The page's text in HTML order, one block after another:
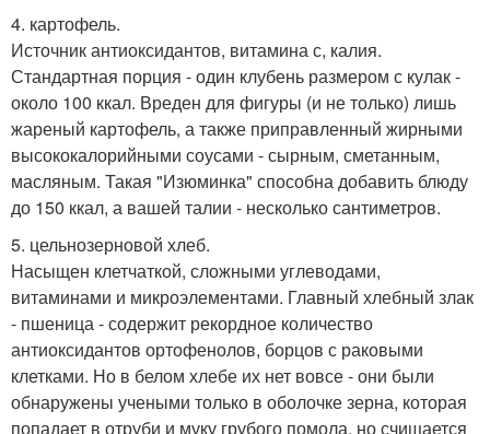
4. картофель.
Источник антиоксидантов, витамина с, калия.
Стандартная порция - один клубень размером с кулак -
около 100 ккал. Вреден для фигуры (и не только) лишь
жареный картофель, а также приправленный жирными
высококалорийными соусами - сырным, сметанным,
масляным. Такая "Изюминка" способна добавить блюду
до 150 ккал, а вашей талии - несколько сантиметров.
5. цельнозерновой хлеб.
Насыщен клетчаткой, сложными углеводами,
витаминами и микроэлементами. Главный хлебный злак
- пшеница - содержит рекордное количество
антиоксидантов ортофенолов, борцов с раковыми
клетками. Но в белом хлебе их нет вовсе - они были
обнаружены учеными только в оболочке зерна, которая
попадает в отруби и муку грубого помола, но счищается